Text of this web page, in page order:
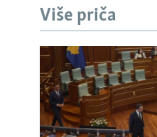
Više priča